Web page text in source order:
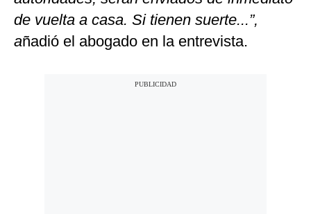
de vuelta a casa. Si tienen suerte...”,
añadió el abogado en la entrevista.